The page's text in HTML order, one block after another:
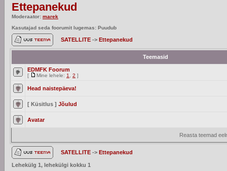
Ettepanekud
Moderaator: marek
Kasutajad seda foorumit lugemas: Puudub
SATELLITE -> Ettepanekud
Teemasid
EDMFK Foorum
[ Mine lehele: 1 2 ]
Head naistepäeva!
[ Küsitlus ] Jõulud
Avatar
Reasta teemad
SATELLITE -> Ettepanekud
Lehekülg 1, lehekülgi kokku 1